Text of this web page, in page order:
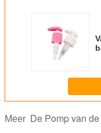
Meer De Pomp van